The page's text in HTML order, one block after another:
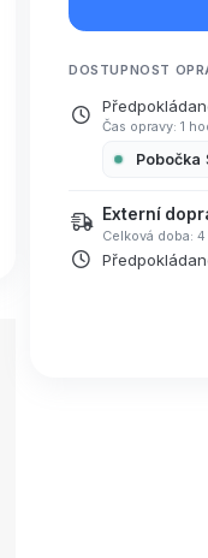
DOSTUPNOST
Čas opravy: 1
Pobočka
Externí
Celková doba: